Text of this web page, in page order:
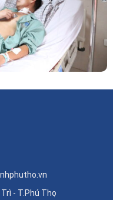
- T.Phú Thọ